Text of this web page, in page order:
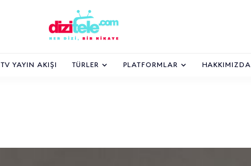
TV YAYIN AKIŞI TÜRLER PLATFORMLAR HAKKIMIZDA